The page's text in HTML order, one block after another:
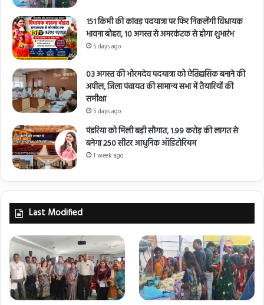
151 किमी की कांवड़ पदयात्रा पर फिर निकलेंगी विधायक
भावना बोहरा, 10 अगस्त से अमरकंटक से होगा शुभारंभ
5 days ago
03 अगस्त की भोरमदेव पदयात्रा को ऐतिहासिक बनाने की
अपील, जिला पंचायत की सामान्य सभा में तैयारियों की
समीक्षा
5 days ago
पंडरिया को मिली बड़ी सौगात, 1.99 करोड़ की लागत से
बनेगा 250 सीटर आधुनिक ऑडिटोरियम
1 week ago
Last Modified